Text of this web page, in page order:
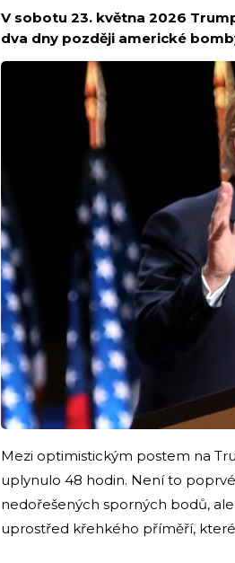
V sobotu 23. května 2026
dva dny později americké
Mezi optimistickým postem na
uplynulo 48 hodin. Není to
nedořešených sporných bodů,
uprostřed křehkého příměří,